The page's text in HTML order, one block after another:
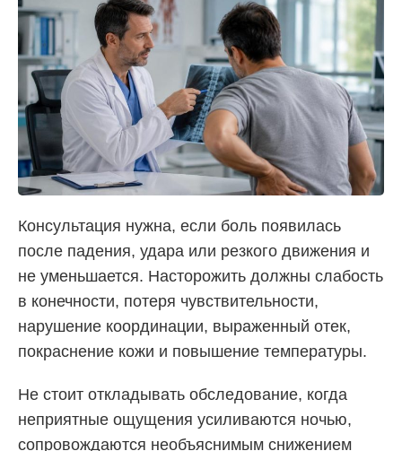
Консультация нужна, если боль появилась
после падения, удара или резкого движения и
не уменьшается. Насторожить должны слабость
в конечности, потеря чувствительности,
нарушение координации, выраженный отек,
покраснение кожи и повышение температуры.
Не стоит откладывать обследование, когда
неприятные ощущения усиливаются ночью,
сопровождаются необъяснимым снижением